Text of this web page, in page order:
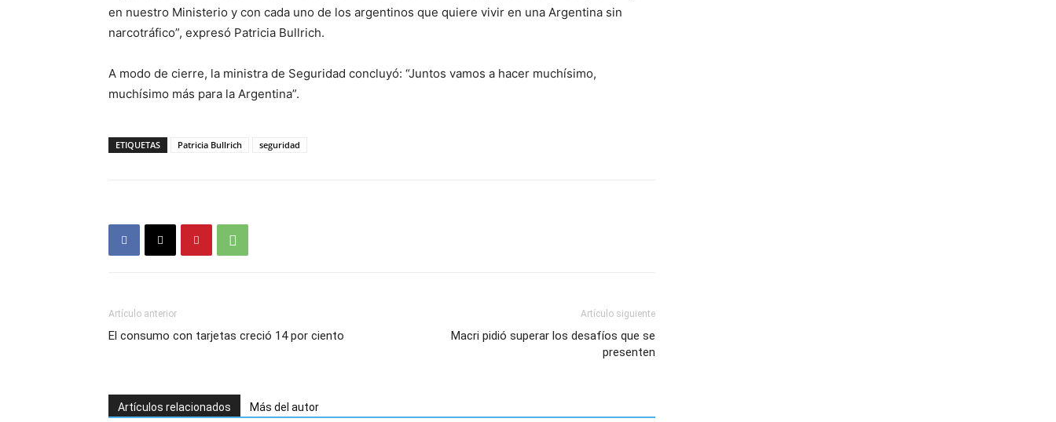
en nuestro Ministerio y con cada uno de los argentinos que quiere vivir en una Argentina sin
narcotráfico”, expresó Patricia Bullrich.
A modo de cierre, la ministra de Seguridad concluyó: “Juntos vamos a hacer muchísimo,
muchísimo más para la Argentina”.
ETIQUETAS Patricia Bullrich seguridad
Artículo anterior
El consumo con tarjetas creció 14 por ciento
Artículo siguiente
Macri pidió superar los desafíos que se
presenten
Artículos relacionados Más del autor